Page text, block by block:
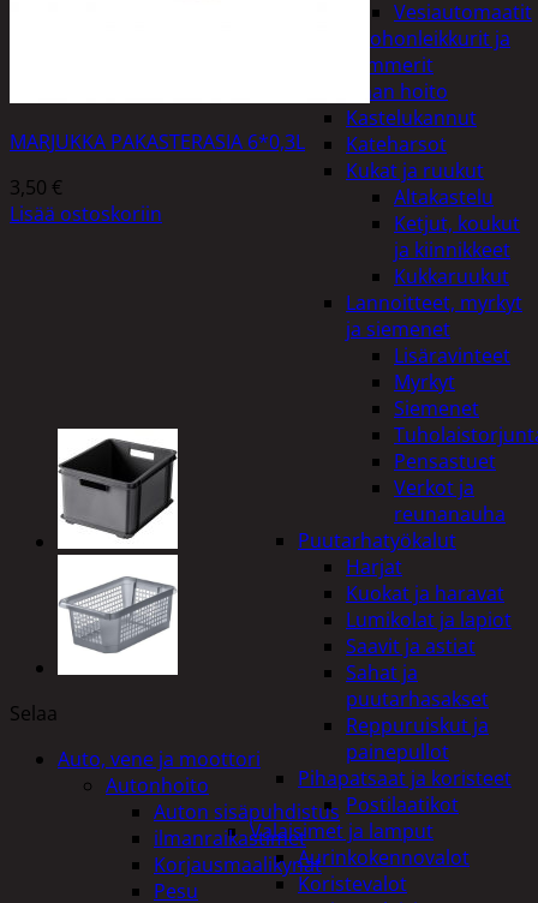
Vesiautomaatit
Ruohonleikkurit ja
trimmerit
Puutarhan hoito
Kastelukannut
Kateharsot
Kukat ja ruukut
Altakastelu
Ketjut, koukut
ja kiinnikkeet
Kukkaruukut
Lannoitteet, myrkyt
ja siemenet
Lisäravinteet
Myrkyt
Siemenet
Pensastuet
Verkot ja
reunanauha
Puutarhatyökalut
Harjat
Kuokat ja haravat
Lumikolat ja lapiot
Saavit ja astiat
Sahat ja
puutarhasakset
Reppuruiskut ja
painepullot
Pihapatsaat ja koristeet
Postilaatikot
Valaisimet ja lamput
Aurinkokennovalot
Koristevalot
MARJUKKA PAKASTERASIA 6*0,3L
3,50 €
Lisää ostoskoriin
Selaa
Auto, vene ja moottori
Autonhoito
Auton sisäpuhdistus
ilmanraikastimet
Korjausmaalikynät
Pesu